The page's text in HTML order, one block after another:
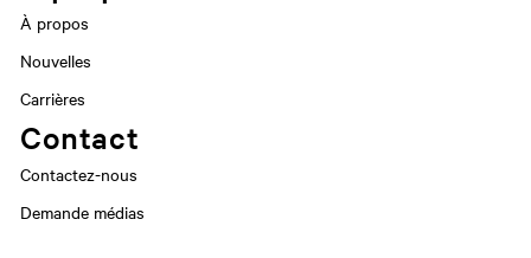
À propos
Nouvelles
Carrières
Contact
Contactez-nous
Demande médias